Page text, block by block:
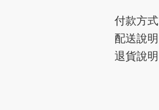
付款方式
配送說明
退貨說明